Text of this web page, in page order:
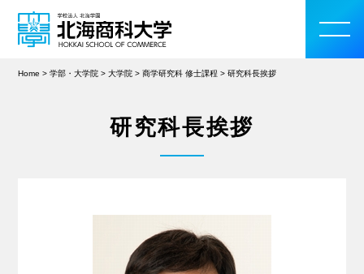
Home >学部・大学院 >大学院 >商学研究科 修士課程 >研究科長挨拶
研究科長挨拶